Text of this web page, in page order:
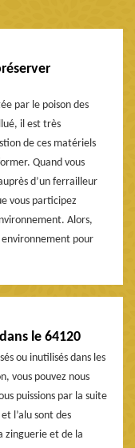
par le poison des
il est très
de ces matériels
Quand vous
d’un ferrailleur
vous participez
Alors,
pour
le 64120
ou inutilisés dans les
vous pouvez nous
puissions par la suite
l’alu sont des
zinguerie et de la